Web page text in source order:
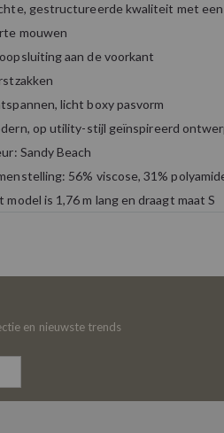
gestructureerde kwaliteit met
mouwen
aan de voorkant
licht boxy pasvorm
op utility-stijl geïnspireerd
Sandy Beach
56% viscose, 31%
model is 1,76 m lang en draagt maat S
en nieuwste trends